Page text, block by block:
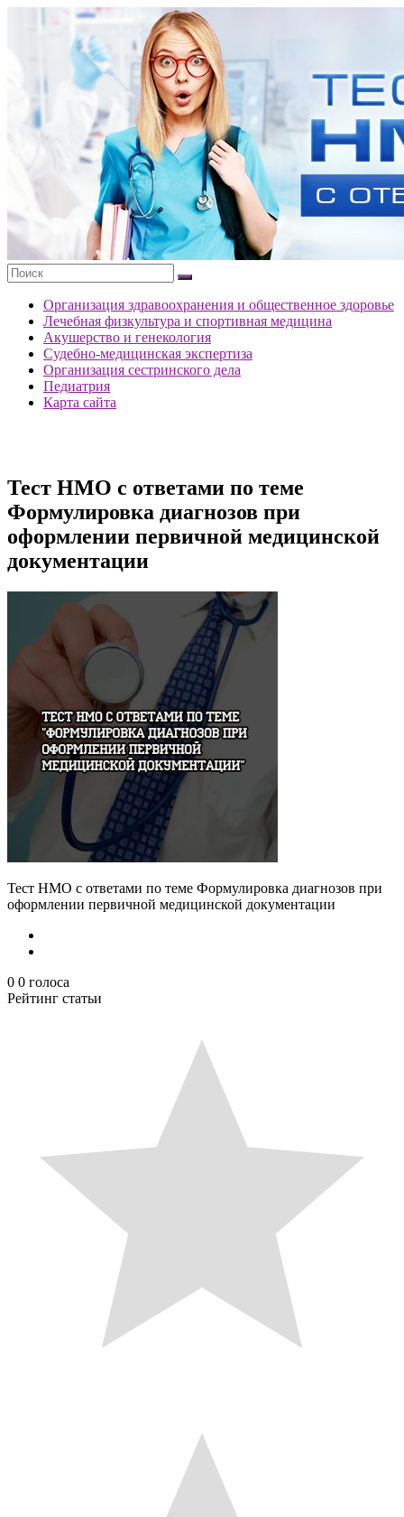
содержимому
портала
ответами
Организация здравоохранения и общественное здоровье
Лечебная физкультура и спортивная медицина
Акушерство и генекология
Судебно-медицинская экспертиза
Организация сестринского дела
Педиатрия
Карта сайта
Тест НМО с ответами по теме
Формулировка диагнозов при
оформлении первичной медицинской
документации
Тест НМО с ответами по теме Формулировка диагнозов при
оформлении первичной медицинской документации
0 0 голоса
Рейтинг статьи